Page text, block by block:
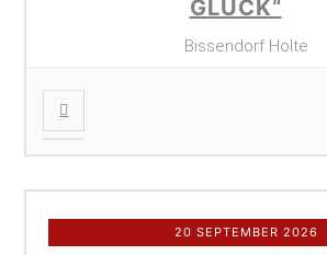
GLÜCK“
Bissendorf Holte
20 SEPTEMBER 2026